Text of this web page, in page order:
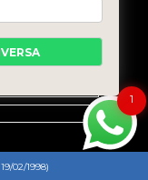
02/1998)
1